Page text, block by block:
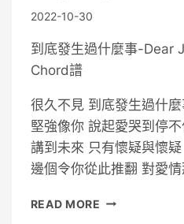
By
2022-10-30
到底發生過什麼事-Dear
Chord譜
很久不見 到底發生過什
堅強像你 說起愛哭到停不
講到未來 只有懷疑與懷疑
邊個令你從此推翻 對愛
READ MORE 到